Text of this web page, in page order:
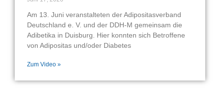
Am 13. Juni veranstalteten der Adipositasverband
Deutschland e. V. und der DDH-M gemeinsam die
Adibetika in Duisburg. Hier konnten sich Betroffene
von Adipositas und/oder Diabetes
Zum Video »